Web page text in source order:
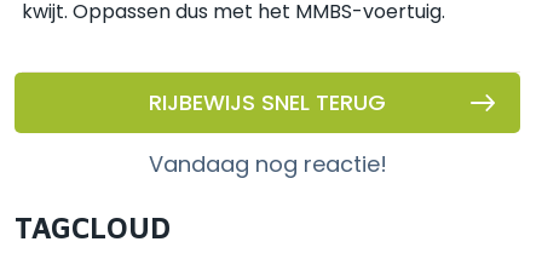
kwijt. Oppassen dus met het MMBS-voertuig.
RIJBEWIJS SNEL TERUG
vandaag nog reactie!
TAGCLOUD